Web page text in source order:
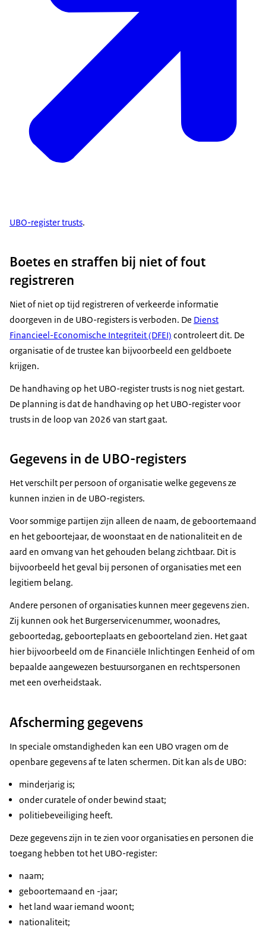
UBO-register trusts.
Boetes en straffen bij niet of fout
registreren
Niet of niet op tijd registreren of verkeerde informatie
doorgeven in de UBO-registers is verboden. De Dienst
Financieel-Economische Integriteit (DFEI) controleert dit. De
organisatie of de trustee kan bijvoorbeeld een geldboete
krijgen.
De handhaving op het UBO-register trusts is nog niet gestart.
De planning is dat de handhaving op het UBO-register voor
trusts in de loop van 2026 van start gaat.
Gegevens in de UBO-registers
Het verschilt per persoon of organisatie welke gegevens ze
kunnen inzien in de UBO-registers.
Voor sommige partijen zijn alleen de naam, de geboortemaand
en het geboortejaar, de woonstaat en de nationaliteit en de
aard en omvang van het gehouden belang zichtbaar. Dit is
bijvoorbeeld het geval bij personen of organisaties met een
legitiem belang.
Andere personen of organisaties kunnen meer gegevens zien.
Zij kunnen ook het Burgerservicenummer, woonadres,
geboortedag, geboorteplaats en geboorteland zien. Het gaat
hier bijvoorbeeld om de Financiële Inlichtingen Eenheid of om
bepaalde aangewezen bestuursorganen en rechtspersonen
met een overheidstaak.
Afscherming gegevens
In speciale omstandigheden kan een UBO vragen om de
openbare gegevens af te laten schermen. Dit kan als de UBO:
minderjarig is;
onder curatele of onder bewind staat;
politiebeveiliging heeft.
Deze gegevens zijn in te zien voor organisaties en personen die
toegang hebben tot het UBO-register:
naam;
geboortemaand en -jaar;
het land waar iemand woont;
nationaliteit;